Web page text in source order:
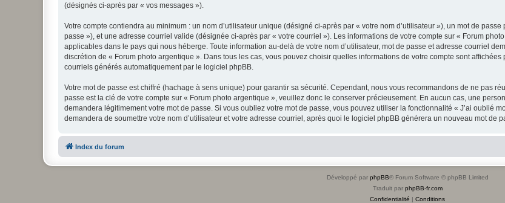
(désignés ci-après par « vos messages »).
Votre compte contiendra au minimum : un nom d’utilisateur unique (désigné ci-après par « votre nom d’utilisateur »), un mot de
passe »), et une adresse courriel valide (désignée ci-après par « votre courriel »). Les informations de votre compte sur « Forum
applicables dans le pays qui nous héberge. Toute information au-delà de votre nom d’utilisateur, mot de passe et adresse courriel
discrétion de « Forum photo argentique ». Dans tous les cas, vous pouvez choisir quelles informations de votre compte sont
courriels générés automatiquement par le logiciel phpBB.
Votre mot de passe est chiffré (hachage à sens unique) pour garantir sa sécurité. Cependant, nous vous recommandons de ne pas
passe est la clé de votre compte sur « Forum photo argentique », veuillez donc le conserver précieusement. En aucun cas, une
demandera légitimement votre mot de passe. Si vous oubliez votre mot de passe, vous pouvez utiliser la fonctionnalité « J’ai oublié
demandera de soumettre votre nom d’utilisateur et votre adresse courriel, après quoi le logiciel phpBB générera un nouveau mot de
Index du forum
Développé par phpBB® Forum Software © phpBB Limited
Traduit par phpBB-fr.com
Confidentialité | Conditions